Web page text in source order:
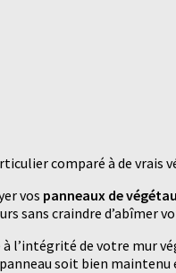
comparé à de vrais
vos panneaux de
sans craindre d’abîmer
l’intégrité de votre mur
soit bien